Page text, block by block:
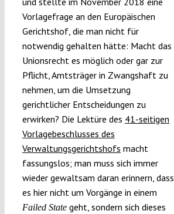
Vorlagefrage an den Europäischen
Gerichtshof, die man nicht für
notwendig gehalten hätte: Macht das
Unionsrecht es möglich oder gar zur
Pflicht, Amtsträger in Zwangshaft zu
nehmen, um die Umsetzung
gerichtlicher Entscheidungen zu
erwirken? Die Lektüre des 41-seitigen
Vorlagebeschlusses des
Verwaltungsgerichtshofs macht
fassungslos; man muss sich immer
wieder gewaltsam daran erinnern, dass
es hier nicht um Vorgänge in einem
Failed Stategeht, sondern sich dieses